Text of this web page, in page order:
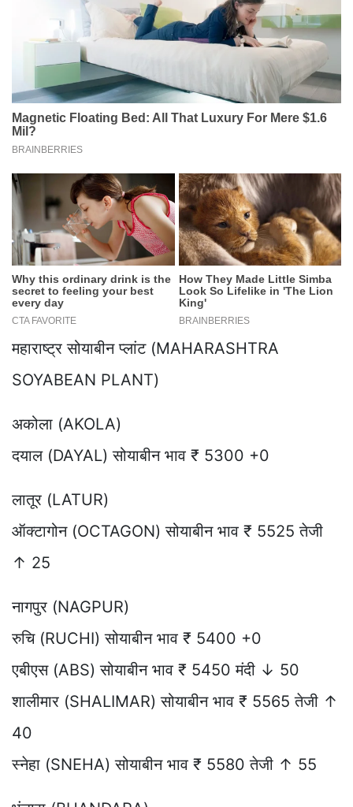
महाराष्ट्र सोयाबीन प्लांट (MAHARASHTRA
SOYABEAN PLANT)
अकोला (AKOLA)
दयाल (DAYAL) सोयाबीन भाव ₹ 5300 +0
लातूर (LATUR)
ऑक्टागोन (OCTAGON) सोयाबीन भाव ₹ 5525 तेजी
↑ 25
नागपुर (NAGPUR)
रुचि (RUCHI) सोयाबीन भाव ₹ 5400 +0
एबीएस (ABS) सोयाबीन भाव ₹ 5450 मंदी ↓ 50
शालीमार (SHALIMAR) सोयाबीन भाव ₹ 5565 तेजी ↑
40
स्नेहा (SNEHA) सोयाबीन भाव ₹ 5580 तेजी ↑ 55